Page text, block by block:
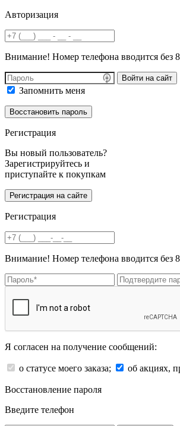
Авторизация
Внимание! Номер телефона вводится без
Войти на сайт
Запомнить меня
Регистрация
Вы новый пользователь?
Зарегистрируйтесь и
приступайте к покупкам
Регистрация
Внимание! Номер телефона вводится без
Я согласен на получение сообщений:
о статусе моего заказа; об акциях,
Восстановление пароля
Введите телефон